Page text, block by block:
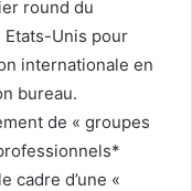
round du
Etats-Unis pour
internationale en
bureau.
de « groupes
cadre d’une «